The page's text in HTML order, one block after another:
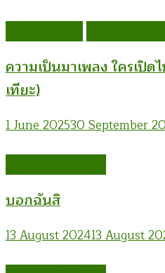
ความเป็นมาเพลง ใครเปิ
เทียะ)
1 June 202530 September
บอกฉันสิ
13 August 202413 August